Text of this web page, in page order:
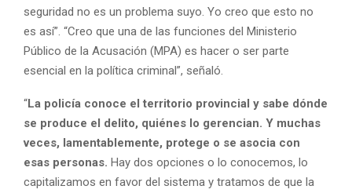
seguridad no es un problema suyo. Yo creo que esto no
es así”. “Creo que una de las funciones del Ministerio
Público de la Acusación (MPA) es hacer o ser parte
esencial en la política criminal”, señaló.
“La policía conoce el territorio provincial y sabe dónde
se produce el delito, quiénes lo gerencian. Y muchas
veces, lamentablemente, protege o se asocia con
esas personas. Hay dos opciones o lo conocemos, lo
capitalizamos en favor del sistema y tratamos de que la